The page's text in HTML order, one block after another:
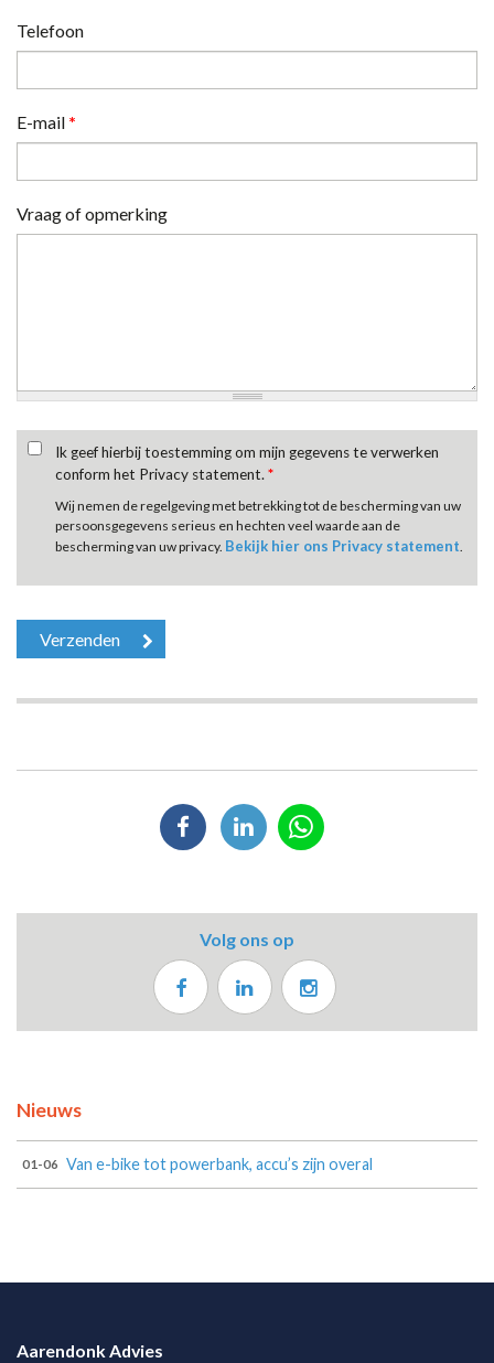
Telefoon
E-mail *
Vraag of opmerking
Ik geef hierbij toestemming om mijn gegevens te verwerken
conform het Privacy statement. *
Wij nemen de regelgeving met betrekking tot de bescherming van uw
persoonsgegevens serieus en hechten veel waarde aan de
bescherming van uw privacy. Bekijk hier ons Privacy statement
Volg ons op
Nieuws
01-06 Van e-bike tot powerbank, accu’s zijn overal
Aarendonk Advies